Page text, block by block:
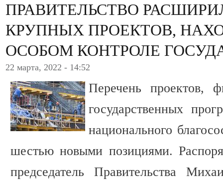
ПРАВИТЕЛЬСТВО
КРУПНЫХ ПРОЕКТОВ,
ОСОБОМ КОНТРОЛЕ
22 марта, 2022 - 14:52
Перечень проектов,
государственных
национального
шестью новыми позициями.
председатель Правительства